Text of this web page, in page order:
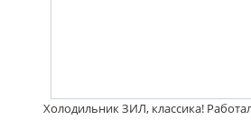
Холодильник ЗИЛ, классика!